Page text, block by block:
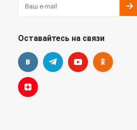
Оставайтесь на связи